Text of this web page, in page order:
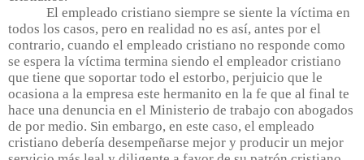
El empleado cristiano siempre se siente la víctima en
todos los casos, pero en realidad no es así, antes por el
contrario, cuando el empleado cristiano no responde como
se espera la víctima termina siendo el empleador cristiano
que tiene que soportar todo el estorbo, perjuicio que le
ocasiona a la empresa este hermanito en la fe que al final te
hace una denuncia en el Ministerio de trabajo con abogados
de por medio. Sin embargo, en este caso, el empleado
cristiano debería desempeñarse mejor y producir un mejor